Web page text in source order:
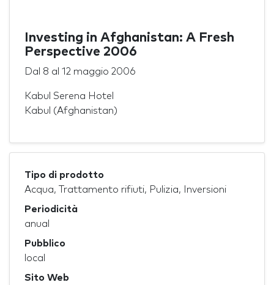
Investing in Afghanistan: A Fresh
Perspective 2006
Dal 8 al 12 maggio 2006
Kabul Serena Hotel
Kabul (Afghanistan)
Tipo di prodotto
Acqua, Trattamento rifiuti, Pulizia, Inversioni
Periodicità
anual
Pubblico
local
Sito Web